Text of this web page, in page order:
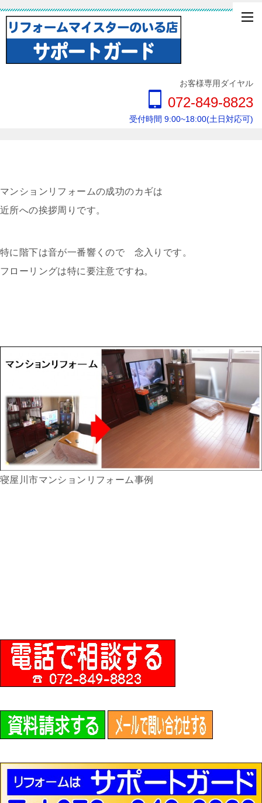
お客様専用ダイヤル
072-849-8823
受付時間 9:00~18:00(土日対応可)
マンションリフォームの成功のカギは
近所への挨拶周りです。
特に階下は音が一番響くので 念入りです。
フローリングは特に要注意ですね。
寝屋川市マンションリフォーム事例